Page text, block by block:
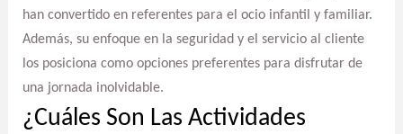
han convertido en referentes para el ocio infantil y familiar.
Además, su enfoque en la seguridad y el servicio al cliente
los posiciona como opciones preferentes para disfrutar de
una jornada inolvidable.
¿Cuáles Son Las Actividades